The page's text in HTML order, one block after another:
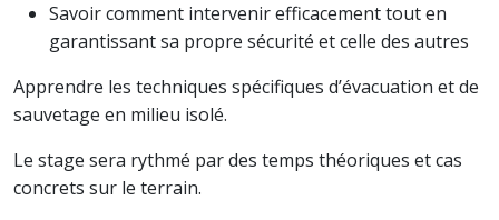
Savoir comment intervenir efficacement tout en
garantissant sa propre sécurité et celle des autres
Apprendre les techniques spécifiques d’évacuation et de
sauvetage en milieu isolé.
Le stage sera rythmé par des temps théoriques et cas
concrets sur le terrain.